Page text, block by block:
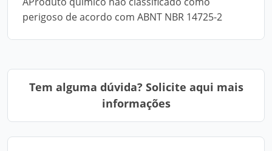
perigoso de acordo com ABNT NBR 14725-2
Tem alguma dúvida? Solicite aqui mais
informações